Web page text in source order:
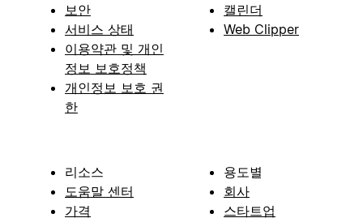
보안
서비스 상태
이용약관 및 개인
정보 보호정책
개인정보 보호 권
한
캘린더
Web Clipper
리소스
도움말 센터
가격
용도별
회사
스타트업